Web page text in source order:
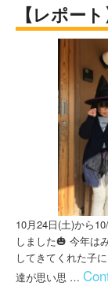
【レポー
10月24日(土)から
しました🎃 今年は
してきてくれた子
達が思い思 …